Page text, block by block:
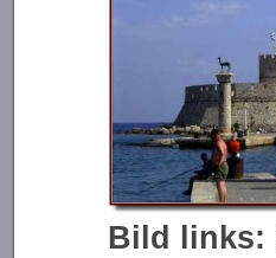
Bild links: